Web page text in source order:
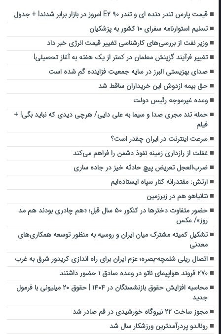
قیمت پارس تندر دنده ای و تندر ۹۰ E۲ امروز در بازار برابر شدند! + جدول
تسلیم استوارنامه سفرای ۱۰ کشور به پزشکیان
وزیر نفت از بررسی‌های کارشناسی تغییر قیمت انرژی خبر داد
تغییر فرآیند گزینش معلمان در کمتر از یک هفته به آغاز تحصیلی!
صدای بهزیستی البرز در سایه جمعیت فزاینده گم شده است
حق بیمه ازدوش این خریداران ساقط شد
وعده غیرموجه رئیس دولت
حمله تند مجری صدا و سیما به علی دایی/ هرچی دیدی که نباید بگی! +
فیلم
سرعت اینترنت در ایران چقدر است؟
غفلت از رازداری زمینه نفوذ دشمن را فراهم می‌کند
ضرب‌العجل تعریض پیچ حادثه خیز در جاده ساری
ارتش: مقتدرانه کنار سپاه ایستاده‌ایم
نتانیاهو هم در زیرزمین
حضور متفاوت دخترها در کنکور ۵۰ سال قبل؛ «هم چادری بودند هم مد
روز»/ عکس
تشکیل کمیته مشترک میان ایران و روسیه به منظور توسعه همکاری‌های
معدنی
اتصال ریلی شلمچه-بصره؛ عزم ایران برای راه اندازی کریدور شرق به غرب
۲۷۰ فروند هواپیمای ناتو در وعده صادق ۱ حضور داشتند
محاسبه افزایش حقوق بازنشستگان در ۱۴۰۴ | حقوق ۲۰ میلیونی با فرمول
جدید
مجوز ساخت ۲۲ نیروگاه خورشیدی در قم صادر شد
رونالدو پردرآمدترین ورزشکار سال شد